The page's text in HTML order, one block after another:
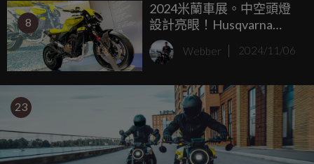
8
2024米蘭車展。中空頭燈
設計亮眼！Husqvarna
Vitpilen 801 米蘭亮相
Webber 2024/11/06
23